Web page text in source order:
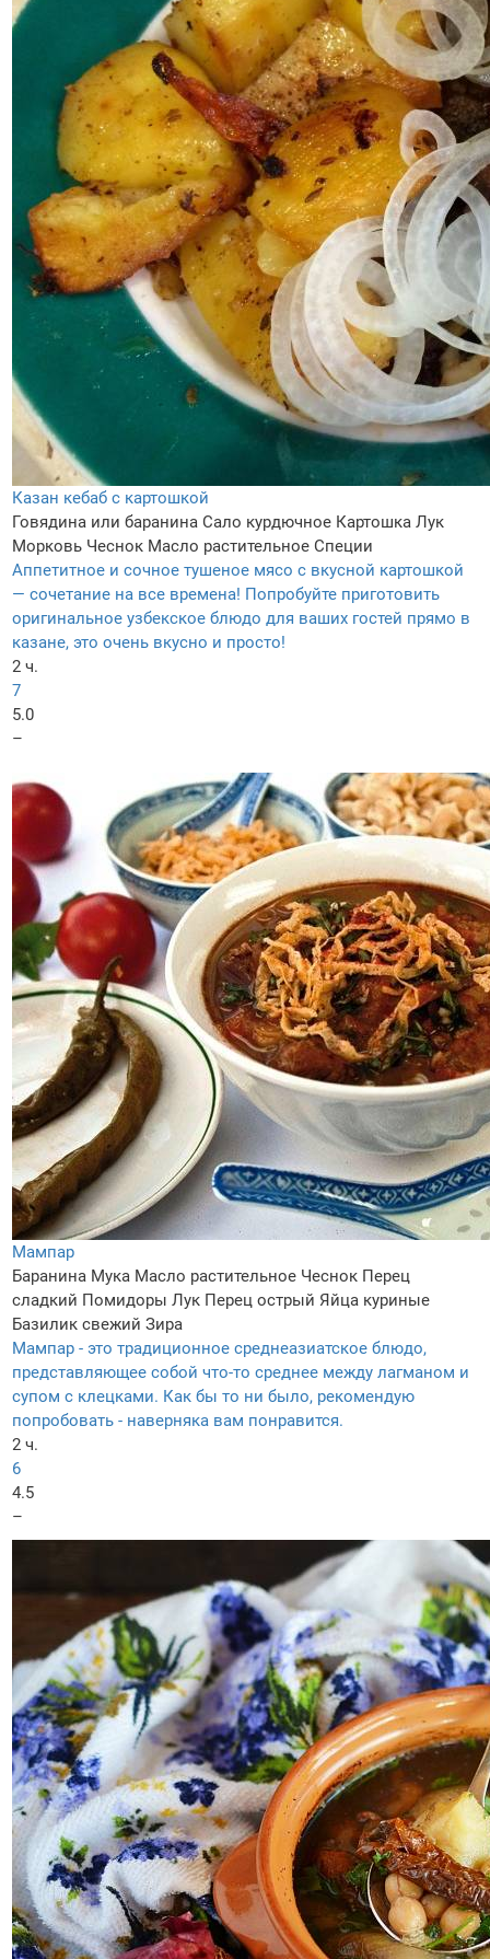
Казан кебаб с картошкой
Говядина или баранина Сало курдючное Картошка Лук
Морковь Чеснок Масло растительное Специи
Аппетитное и сочное тушеное мясо с вкусной картошкой
— сочетание на все времена! Попробуйте приготовить
оригинальное узбекское блюдо для ваших гостей прямо в
казане, это очень вкусно и просто!
2 ч.
7
5.0
–
Мампар
Баранина Мука Масло растительное Чеснок Перец
сладкий Помидоры Лук Перец острый Яйца куриные
Базилик свежий Зира
Мампар - это традиционное среднеазиатское блюдо,
представляющее собой что-то среднее между лагманом и
супом с клецками. Как бы то ни было, рекомендую
попробовать - наверняка вам понравится.
2 ч.
6
4.5
–